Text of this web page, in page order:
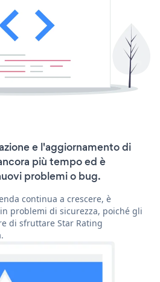
e l'aggiornamento di
più tempo ed è
problemi o bug.
continua a crescere, è
problemi di sicurezza, poiché gli
di sfruttare Star Rating